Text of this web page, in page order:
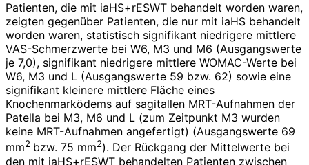
Patienten, die mit iaHS+rESWT behandelt worden waren,
zeigten gegenüber Patienten, die nur mit iaHS behandelt
worden waren, statistisch signifikant niedrigere mittlere
VAS-Schmerzwerte bei W6, M3 und M6 (Ausgangswerte
je 7,0), signifikant niedrigere mittlere WOMAC-Werte bei
W6, M3 und L (Ausgangswerte 59 bzw. 62) sowie eine
signifikant kleinere mittlere Fläche eines
Knochenmarködems auf sagitallen MRT-Aufnahmen der
Patella bei M3, M6 und L (zum Zeitpunkt M3 wurden
keine MRT-Aufnahmen angefertigt) (Ausgangswerte 69
mm2 bzw. 75 mm2). Der Rückgang der Mittelwerte bei
den mit iaHS+rESWT behandelten Patienten zwischen